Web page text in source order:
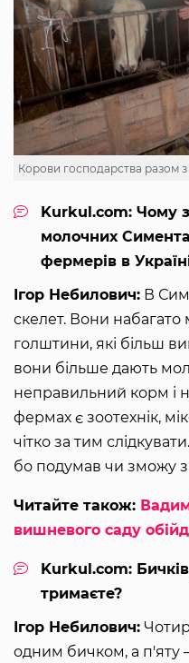
Корови господарства разом
Kurkul.com: Чому
молочних
фермерів в
Ігор Небилович: В
скелет. Вони
голштини, які більш
вони більше дають
неправильний корм і
фермах є зоотехнік,
чітко за тим
бо подумав чи зможу
Читайте також:
вишневого саду
Kurkul.com:
тримаєте?
Ігор Небилович:
одним бичком, а п'яту —